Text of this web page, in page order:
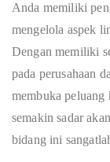
Anda memiliki
mengelola aspek
Dengan memiliki
pada perusahaan
membuka
semakin sadar
bidang ini